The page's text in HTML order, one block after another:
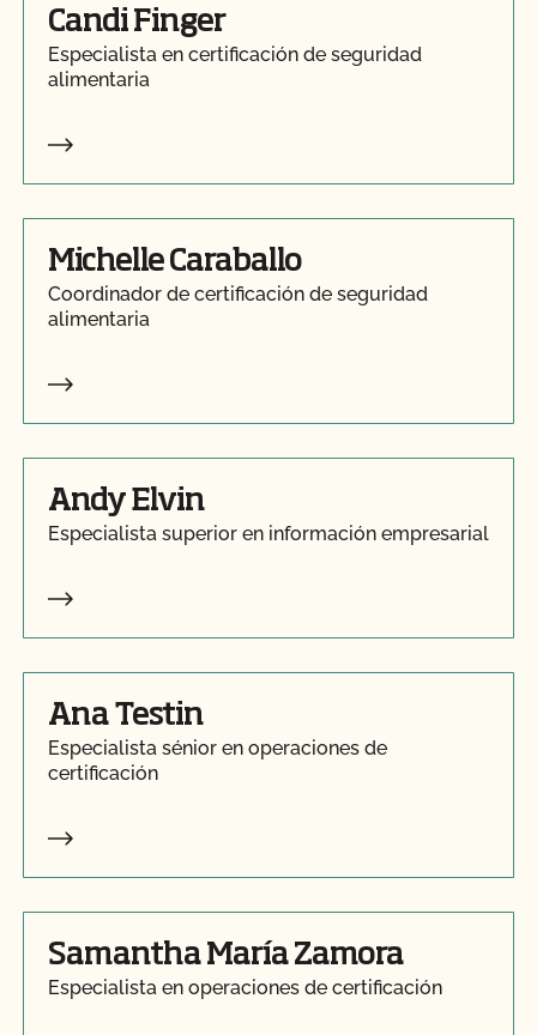
Candi Finger
Especialista en certificación de seguridad
alimentaria
Michelle Caraballo
Coordinador de certificación de seguridad
alimentaria
Andy Elvin
Especialista superior en información empresarial
Ana Testin
Especialista sénior en operaciones de
certificación
Samantha María Zamora
Especialista en operaciones de certificación